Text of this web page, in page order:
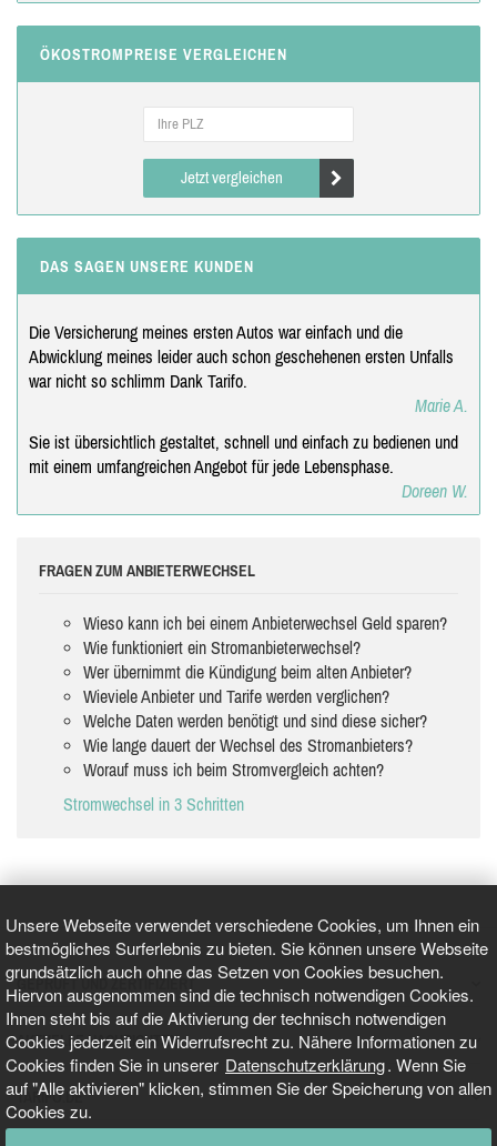
Unsere Webseite verwendet verschiedene Cookies, um Ihnen ein
bestmögliches Surferlebnis zu bieten. Sie können unsere Webseite
grundsätzlich auch ohne das Setzen von Cookies besuchen.
Hiervon ausgenommen sind die technisch notwendigen Cookies.
Ihnen steht bis auf die Aktivierung der technisch notwendigen
Cookies jederzeit ein Widerrufsrecht zu. Nähere Informationen zu
Cookies finden Sie in unserer Datenschutzerklärung. Wenn Sie
auf "Alle aktivieren" klicken, stimmen Sie der Speicherung von allen
Cookies zu.
ÖKOSTROMPREISE VERGLEICHEN
Jetzt vergleichen
DAS SAGEN UNSERE KUNDEN
Die Versicherung meines ersten Autos war einfach und die
Abwicklung meines leider auch schon geschehenen ersten Unfalls
war nicht so schlimm Dank Tarifo.
Marie A.
Sie ist übersichtlich gestaltet, schnell und einfach zu bedienen und
mit einem umfangreichen Angebot für jede Lebensphase.
Doreen W.
FRAGEN ZUM ANBIETERWECHSEL
Wieso kann ich bei einem Anbieterwechsel Geld sparen?
Wie funktioniert ein Stromanbieterwechsel?
Wer übernimmt die Kündigung beim alten Anbieter?
Wieviele Anbieter und Tarife werden verglichen?
Welche Daten werden benötigt und sind diese sicher?
Wie lange dauert der Wechsel des Stromanbieters?
Worauf muss ich beim Stromvergleich achten?
Stromwechsel in 3 Schritten
GEPRÜFT UND ZERTIFIZIERT
AKTUELLE NACHRICHTEN
TARIFO.DE